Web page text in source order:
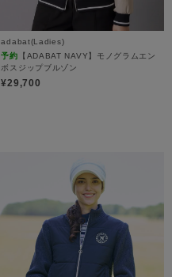
adabat(Ladies)
予約 【ADABAT NAVY】モノグラムエン
ボスジップブルゾン
¥29,700